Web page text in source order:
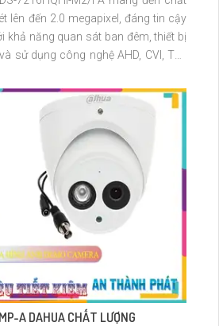
lên đến 2.0 megapixel, đáng tin cậy
sử dụng công nghệ AHD, CVI, TVI,
A DAHUA CHẤT LƯỢNG